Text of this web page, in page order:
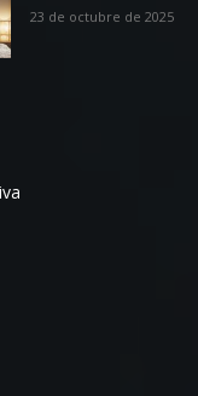
23 de octubre de 2025